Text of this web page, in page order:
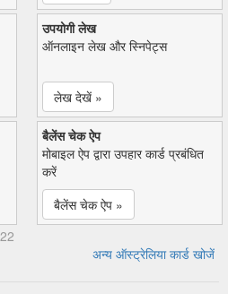
उपयोगी लेख
ऑनलाइन लेख और स्निपेट्स
लेख देखें »
बैलेंस चेक ऐप
मोबाइल ऐप द्वारा उपहार कार्ड प्रबंधित
करें
बैलेंस चेक ऐप »
अन्य ऑस्ट्रेलिया कार्ड खोजें